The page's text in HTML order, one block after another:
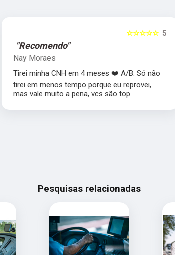
5
☆☆☆☆☆
"Recomendo"
Nay Moraes
Tirei minha CNH em 4 meses ❤️ A/B. Só não
tirei em menos tempo porque eu reprovei,
mas vale muito a pena, vcs são top
Pesquisas relacionadas